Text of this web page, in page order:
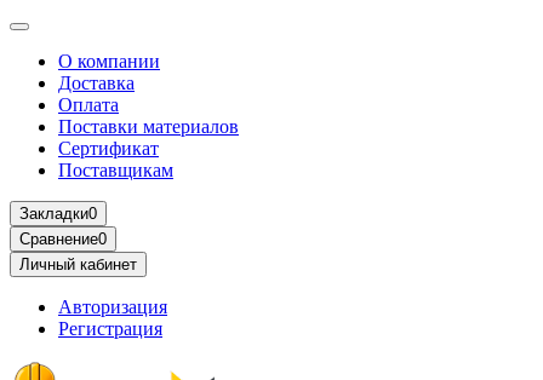
О компании
Доставка
Оплата
Поставки материалов
Сертификат
Поставщикам
Закладки0
Сравнение0
Личный кабинет
Авторизация
Регистрация